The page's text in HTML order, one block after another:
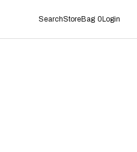
SearchStoreBag 0 Login